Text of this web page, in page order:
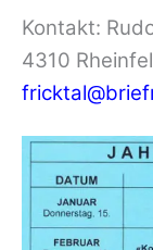
Kontakt:
4310